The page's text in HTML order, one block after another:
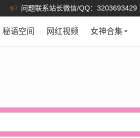
问题联系站长微信/QQ：3203693429
秘语空间 网红视频 女神合集